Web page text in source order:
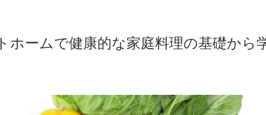
ホームで健康的な家庭料理の基礎から